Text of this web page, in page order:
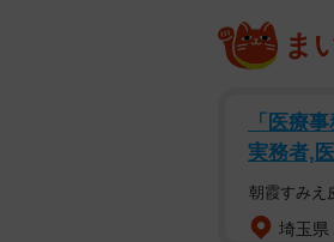
部屋の中
ま
「医療
実務者,
朝霞すみえ
埼玉県